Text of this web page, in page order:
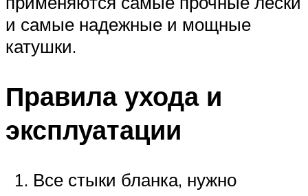
и самые надежные и мощные
катушки.
Правила ухода и
эксплуатации
Все стыки бланка, нужно